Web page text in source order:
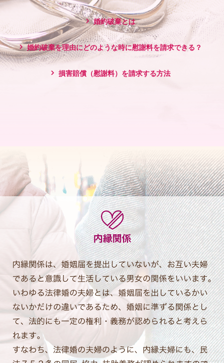
婚約破棄とは
婚約破棄を理由にどのような時に慰謝料を請求できる？
損害賠償（慰謝料）を請求する方法